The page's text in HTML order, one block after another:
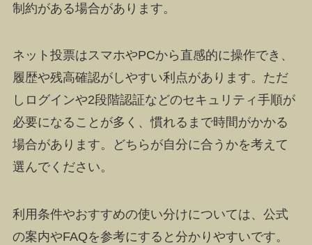
制約がある場合があります。
ネット投票はスマホやPCから直感的に操作でき、
履歴や残高確認がしやすい利点があります。ただ
しログインや2段階認証などのセキュリティ手順が
必要になることが多く、慣れるまで時間がかかる
場合があります。どちらが自分に合うかを考えて
選んでください。
利用条件やおすすめの使い分けについては、公式
の案内やFAQを参考にすると分かりやすいです。